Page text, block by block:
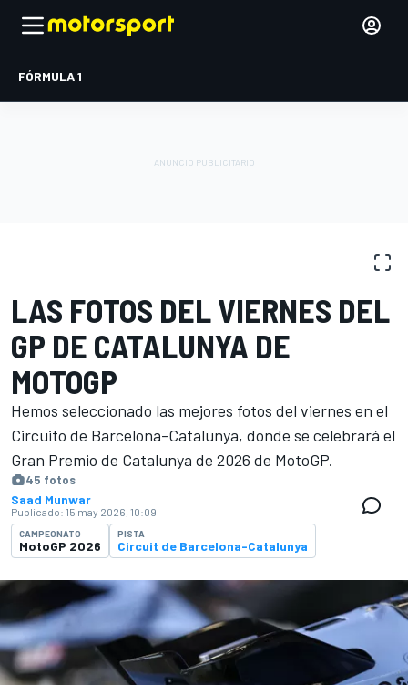
FÓRMULA 1
LAS FOTOS DEL VIERNES DEL
GP DE CATALUNYA DE
MOTOGP
Hemos seleccionado las mejores fotos del viernes en el
Circuito de Barcelona-Catalunya, donde se celebrará el
Gran Premio de Catalunya de 2026 de MotoGP.
45 fotos
Saad Munwar
Publicado: 15 may 2026, 10:09
CAMPEONATO
MotoGP 2026
PISTA
Circuit de Barcelona-Catalunya